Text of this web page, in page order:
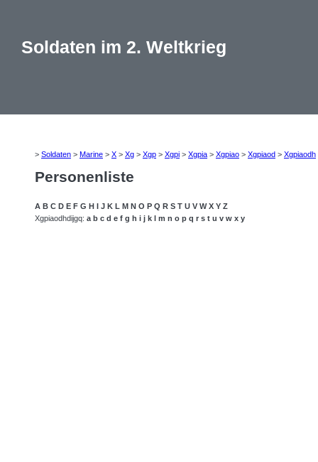
Soldaten im 2. Weltkrieg
> Soldaten > Marine > X > Xg > Xgp > Xgpi > Xgpia > Xgpiao > Xgpiaod > Xgpiaodh
Personenliste
A B C D E F G H I J K L M N O P Q R S T U V W X Y Z
Xgpiaodhdijgq: a b c d e f g h i j k l m n o p q r s t u v w x y